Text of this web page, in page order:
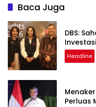
Baca Juga
DBS:
Headline
Perluas